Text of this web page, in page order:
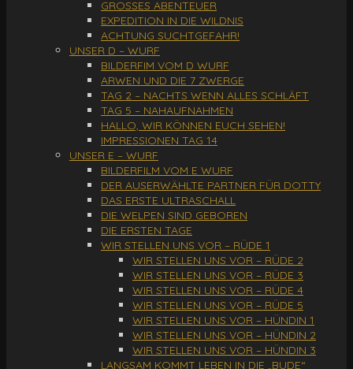
GROSSES ABENTEUER
EXPEDITION IN DIE WILDNIS
ACHTUNG SUCHTGEFAHR!
UNSER D – WURF
BILDERFIM VOM D WURF
ARWEN UND DIE 7 ZWERGE
TAG 2 – NACHTS WENN ALLES SCHLÄFT
TAG 5 – NAHAUFNAHMEN
HALLO, WIR KÖNNEN EUCH SEHEN!
IMPRESSIONEN TAG 14
UNSER E – WURF
BILDERFILM VOM E WURF
DER AUSERWÄHLTE PARTNER FÜR DOTTY
DAS ERSTE ULTRASCHALL
DIE WELPEN SIND GEBOREN
DIE ERSTEN TAGE
WIR STELLEN UNS VOR – RÜDE 1
WIR STELLEN UNS VOR – RÜDE 2
WIR STELLEN UNS VOR – RÜDE 3
WIR STELLEN UNS VOR – RÜDE 4
WIR STELLEN UNS VOR – RÜDE 5
WIR STELLEN UNS VOR – HÜNDIN 1
WIR STELLEN UNS VOR – HÜNDIN 2
WIR STELLEN UNS VOR – HÜNDIN 3
LANGSAM KOMMT LEBEN IN DIE „BUDE“